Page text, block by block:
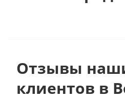
Отзывы
клиентов в